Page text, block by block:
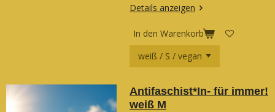
Details anzeigen
In den Warenkorb
Antifaschist*In- für immer!
weiß M